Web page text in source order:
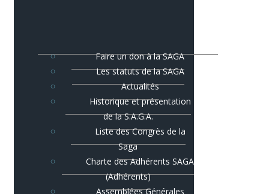
Faire un don à la SAGA
Les statuts de la SAGA
Actualités
Historique et présentation
de la S.A.G.A.
Liste des Congrès de la
Saga
Charte des Adhérents SAGA
(Adhérents)
Assemblées Générales